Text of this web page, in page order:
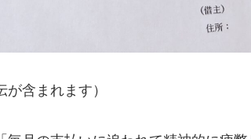
含まれます）